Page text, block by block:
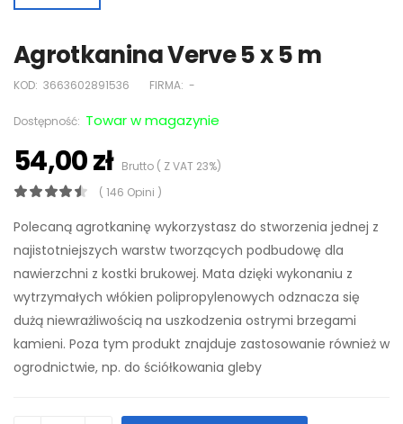
Agrotkanina Verve 5 x 5 m
KOD: 3663602891536 FIRMA: -
Dostępność: Towar w magazynie
54,00 złBrutto ( Z VAT 23%)
( 146 Opini )
Polecaną agrotkaninę wykorzystasz do stworzenia jednej z
najistotniejszych warstw tworzących podbudowę dla
nawierzchni z kostki brukowej. Mata dzięki wykonaniu z
wytrzymałych włókien polipropylenowych odznacza się
dużą niewrażliwością na uszkodzenia ostrymi brzegami
kamieni. Poza tym produkt znajduje zastosowanie również w
ogrodnictwie, np. do ściółkowania gleby